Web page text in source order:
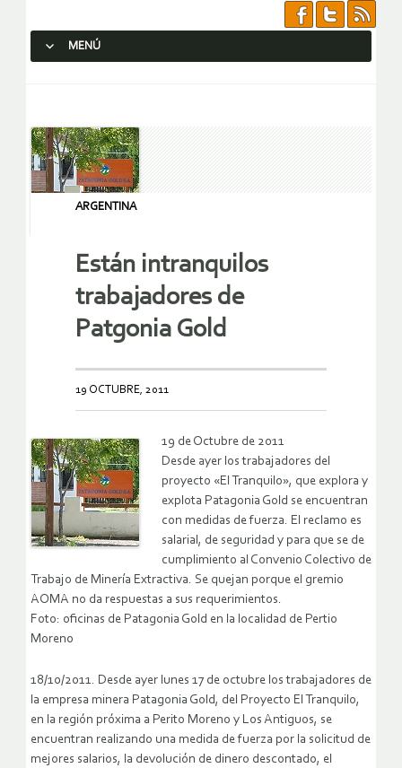
MENÚ
ARGENTINA
Están intranquilos
trabajadores de
Patgonia Gold
19 OCTUBRE, 2011
19 de Octubre de 2011
Desde ayer los trabajadores del
proyecto «El Tranquilo», que explora y
explota Patagonia Gold se encuentran
con medidas de fuerza. El reclamo es
salarial, de seguridad y para que se de
cumplimiento al Convenio Colectivo de
Trabajo de Minería Extractiva. Se quejan porque el gremio
AOMA no da respuestas a sus requerimientos.
Foto: oficinas de Patagonia Gold en la localidad de Pertio
Moreno
18/10/2011. Desde ayer lunes 17 de octubre los trabajadores de
la empresa minera Patagonia Gold, del Proyecto El Tranquilo,
en la región próxima a Perito Moreno y Los Antiguos, se
encuentran realizando una medida de fuerza por la solicitud de
mejores salarios, la devolución de dinero descontado, el